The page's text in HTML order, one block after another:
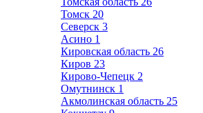
Томск 20
Северск 3
Асино 1
Кировская область 26
Киров 23
Кирово-Чепецк 2
Омутнинск 1
Акмолинская область 25